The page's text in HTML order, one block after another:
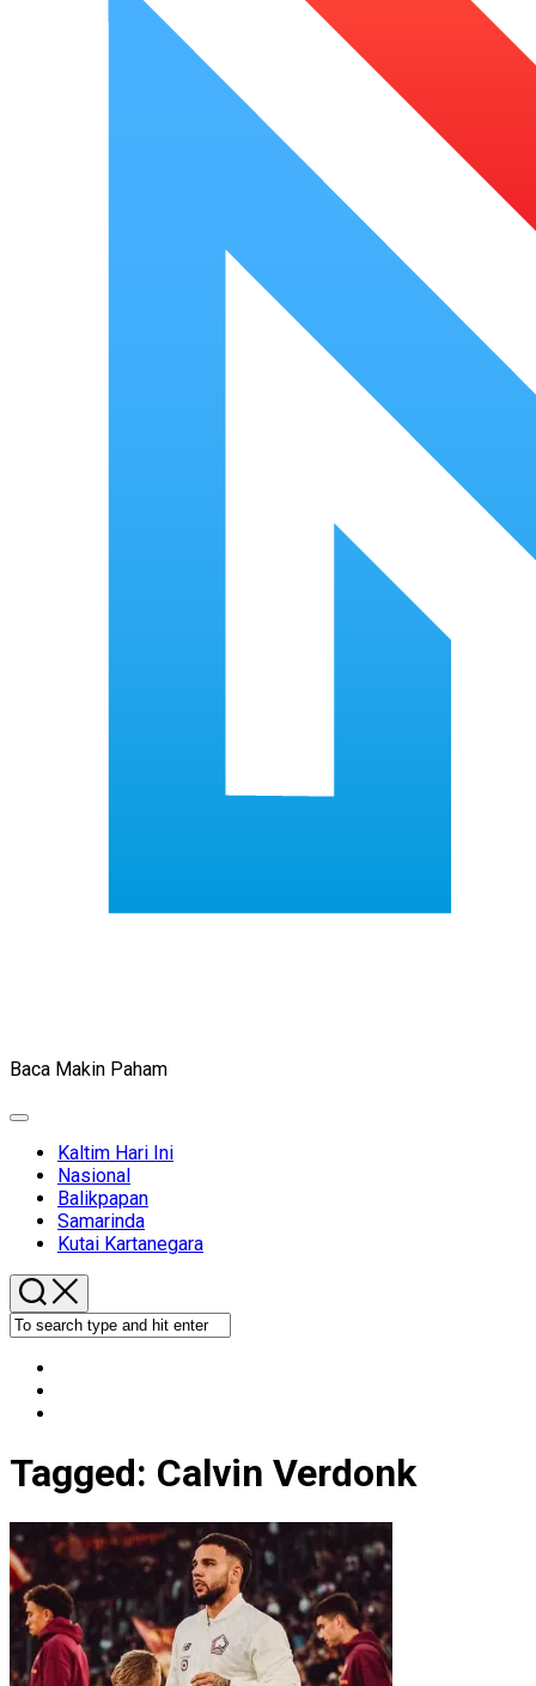
Baca Makin Paham
Expand
Kaltim Hari Ini
Nasional
Balikpapan
Samarinda
Kutai Kartanegara
Tagged: Calvin Verdonk